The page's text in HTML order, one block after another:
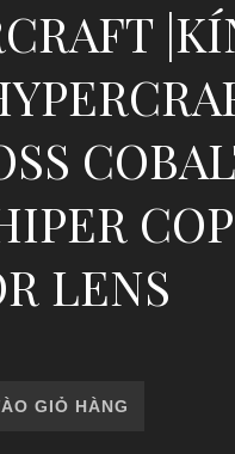
LENS
100% HYPERCRAFT
GIỎ HÀNG